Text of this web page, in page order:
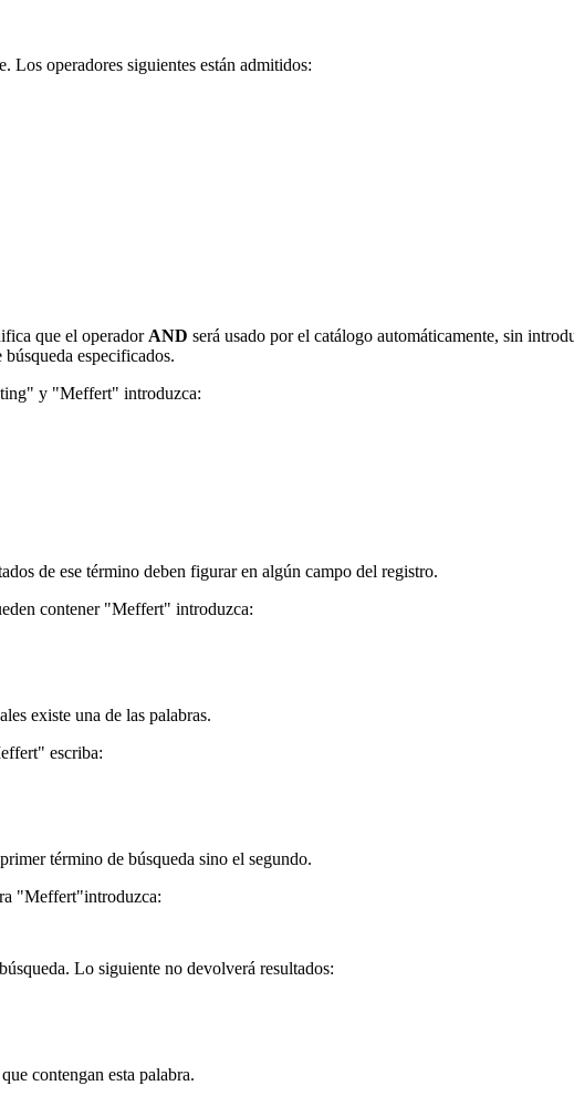
Los operadores siguientes están admitidos:
que el operador AND será usado por el catálogo automáticamente, sin
especificados.
y "Meffert" introduzca:
de ese término deben figurar en algún campo del registro.
contener "Meffert" introduzca:
existe una de las palabras.
escriba:
término de búsqueda sino el segundo.
"Meffert"introduzca:
Lo siguiente no devolverá resultados:
contengan esta palabra.